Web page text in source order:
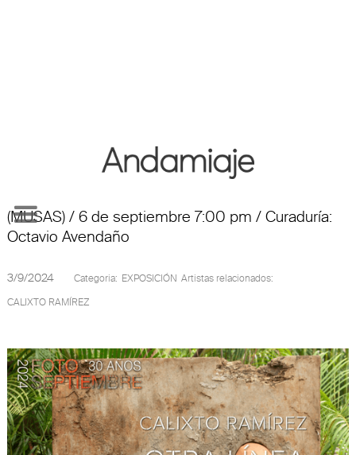
Calixto Ramírez presenta OTRA LÍNEA HECHA AL
(MUSAS) / 6 de septiembre 7:00 pm / Curaduría:
Octavio Avendaño
3/9/2024 Categoria: EXPOSICIÓN Artistas relacionados:
CALIXTO RAMÍREZ